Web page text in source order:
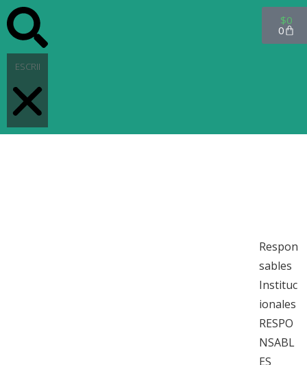
$0
0
Respon
sables
Instituc
ionales
RESPO
NSABL
ES